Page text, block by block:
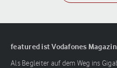
featured ist Vodafones
Als Begleiter auf dem Weg ins